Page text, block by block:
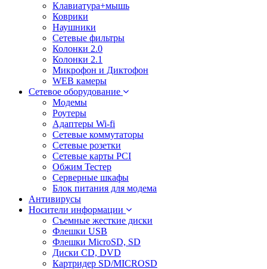
Клавиатура+мышь
Коврики
Наушники
Сетевые фильтры
Колонки 2.0
Колонки 2.1
Микрофон и Диктофон
WEB камеры
Сетевое оборудование
Модемы
Роутеры
Адаптеры Wi-fi
Сетевые коммутаторы
Сетевые розетки
Сетевые карты PCI
Обжим Тестер
Серверные шкафы
Блок питания для модема
Антивирусы
Носители информации
Съемные жесткие диски
Флешки USB
Флешки MicroSD, SD
Диски CD, DVD
Картридер SD/MICROSD